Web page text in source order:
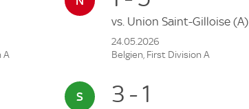
A
vs. Union Saint-Gilloise (A)
24.05.2026
Belgien, First Division A
3 - 1